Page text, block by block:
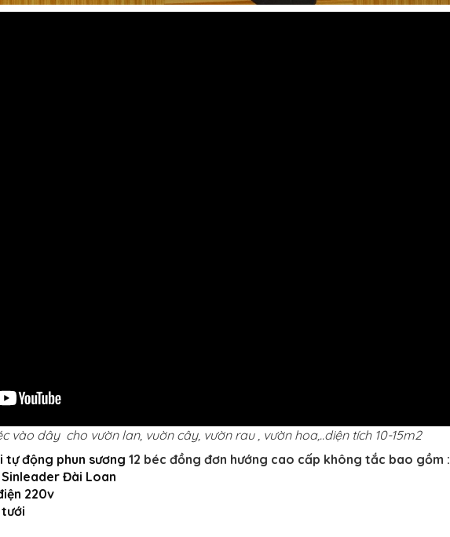
vào dây cho vườn lan, vuờn cây, vườn rau , vườn hoa,..diện tích 10-15m2
động phun sương 12 béc đồng đơn hướng cao cấp không tắc bao gồm :
Đài Loan
220v
tưới